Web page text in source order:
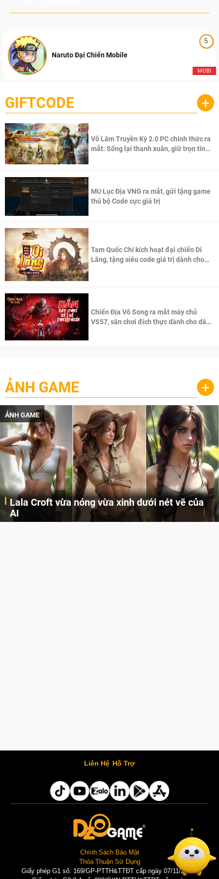
5
MOBI
Naruto Đại Chiến Mobile
GIFTCODE +
Võ Lâm Truyền Kỳ 2.0 PC chính thức ra
mắt: Sống lại thanh xuân, giữ trọn tinh
MU Lục Địa VNG ra mắt, gửi tặng game
thủ bộ Code cực giá trị
Tam Quốc Chí kích hoạt đại chiến Di
Lăng, tặng siêu code giá trị dành cho
Chiến Địa Vô Song ra mắt máy chủ
VS57, sân chơi đích thực dành cho dân
ẢNH GAME +
ẢNH GAME
Lala Croft vừa nóng vừa xinh dưới nét vẽ của
AI
Liên Hệ Hỗ Trợ
Chính Sách Bảo Mật
Thỏa Thuận Sử Dụng
Giấy phép G1 số: 169/GP-PTTH&TTĐT cấp ngày 07/11/2025 |